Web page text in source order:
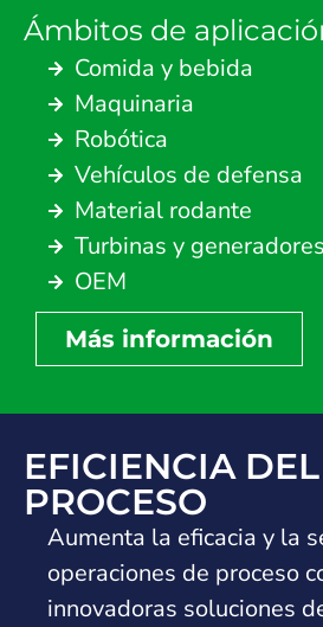
Ámbitos de
Comida y bebida
Maquinaria
Robótica
Vehículos de defensa
Material rodante
Turbinas y generadores
OEM
Más información
EFICIENCIA DEL
PROCESO
Aumenta la eficacia y la
operaciones de proceso
innovadoras soluciones